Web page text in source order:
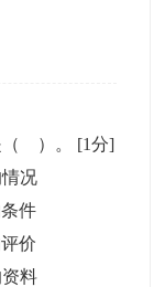
（ ）。 [1分]
况
件
价
料